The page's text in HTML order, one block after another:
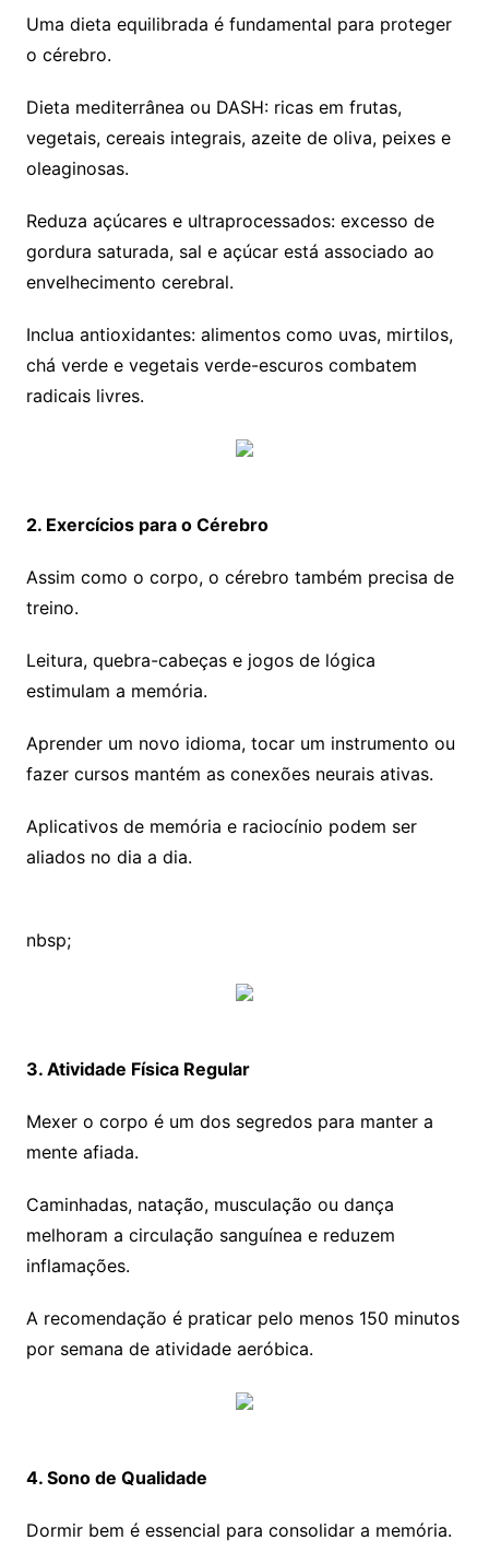
Uma dieta equilibrada é fundamental para proteger
o cérebro.
Dieta mediterrânea ou DASH: ricas em frutas,
vegetais, cereais integrais, azeite de oliva, peixes e
oleaginosas.
Reduza açúcares e ultraprocessados: excesso de
gordura saturada, sal e açúcar está associado ao
envelhecimento cerebral.
Inclua antioxidantes: alimentos como uvas, mirtilos,
chá verde e vegetais verde-escuros combatem
radicais livres.
2. Exercícios para o Cérebro
Assim como o corpo, o cérebro também precisa de
treino.
Leitura, quebra-cabeças e jogos de lógica
estimulam a memória.
Aprender um novo idioma, tocar um instrumento ou
fazer cursos mantém as conexões neurais ativas.
Aplicativos de memória e raciocínio podem ser
aliados no dia a dia.
nbsp;
3. Atividade Física Regular
Mexer o corpo é um dos segredos para manter a
mente afiada.
Caminhadas, natação, musculação ou dança
melhoram a circulação sanguínea e reduzem
inflamações.
A recomendação é praticar pelo menos 150 minutos
por semana de atividade aeróbica.
4. Sono de Qualidade
Dormir bem é essencial para consolidar a memória.